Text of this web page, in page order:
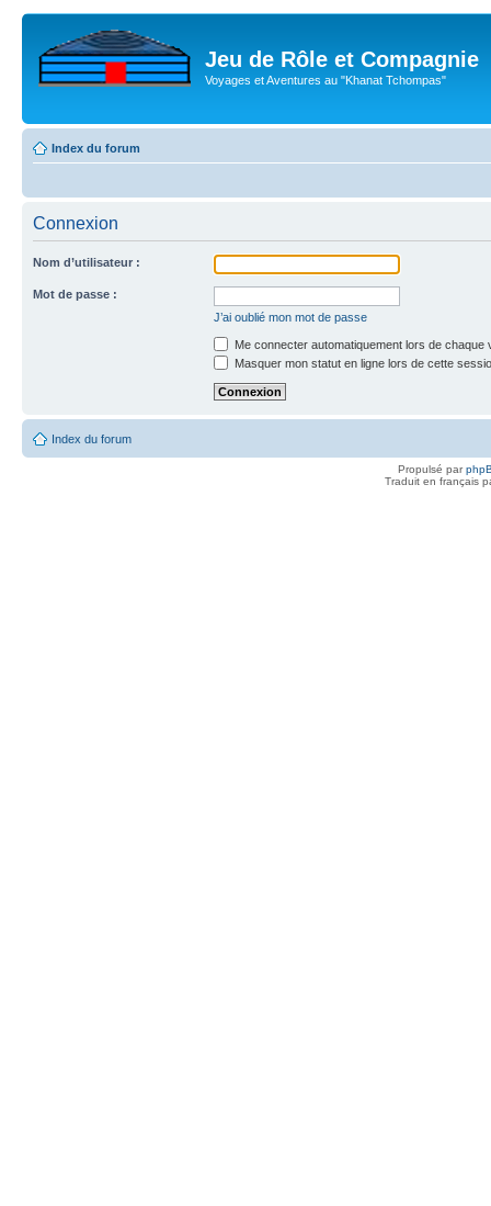
Jeu de Rôle et Compagnie
Voyages et Aventures au "Khanat Tchompas"
Index du forum
Connexion
Nom d’utilisateur :
Mot de passe :
J’ai oublié mon mot de passe
Me connecter automatiquement lors de chaque
Masquer mon statut en ligne lors de cette
Index du forum
Propulsé par
Traduit en français